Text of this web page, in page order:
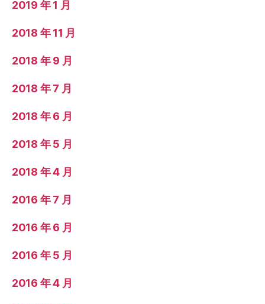
2019 年 1 月
2018 年 11 月
2018 年 9 月
2018 年 7 月
2018 年 6 月
2018 年 5 月
2018 年 4 月
2016 年 7 月
2016 年 6 月
2016 年 5 月
2016 年 4 月